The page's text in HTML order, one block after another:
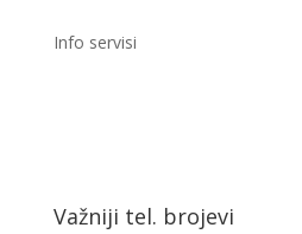
Info servisi
Važniji tel. brojevi